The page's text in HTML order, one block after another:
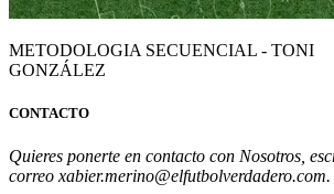
METODOLOGIA SECUENCIAL - TONI
GONZÁLEZ
CONTACTO
Quieres ponerte en contacto con Nosotros,
correo xabier.merino@elfutbolverdadero.com.